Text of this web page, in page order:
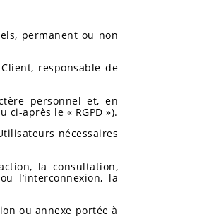
permanent ou non
responsable de
personnel et, en
après le « RGPD »).
nécessaires
la consultation,
l’interconnexion, la
ou annexe portée à